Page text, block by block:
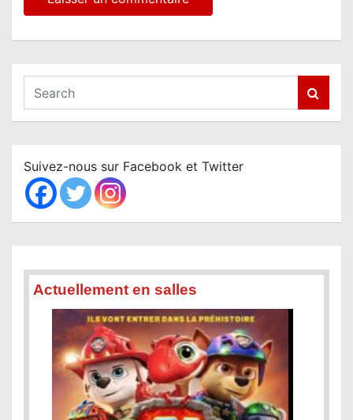
a
c
h
Suivez-nous sur Facebook et Twitter
Actuellement en salles